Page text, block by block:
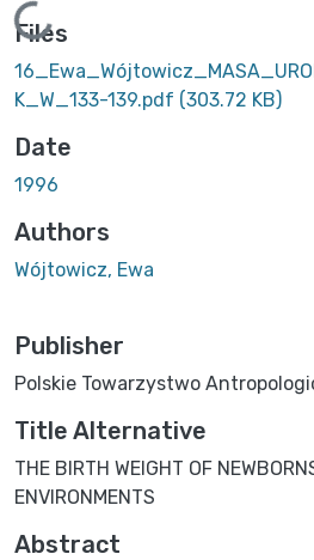
Loading...
Files
K_W_133-139.pdf (303.72 KB)
Date
1996
Authors
Wójtowicz, Ewa
Publisher
Polskie Towarzystwo
Title Alternative
THE BIRTH WEIGHT OF
ENVIRONMENTS
Abstract